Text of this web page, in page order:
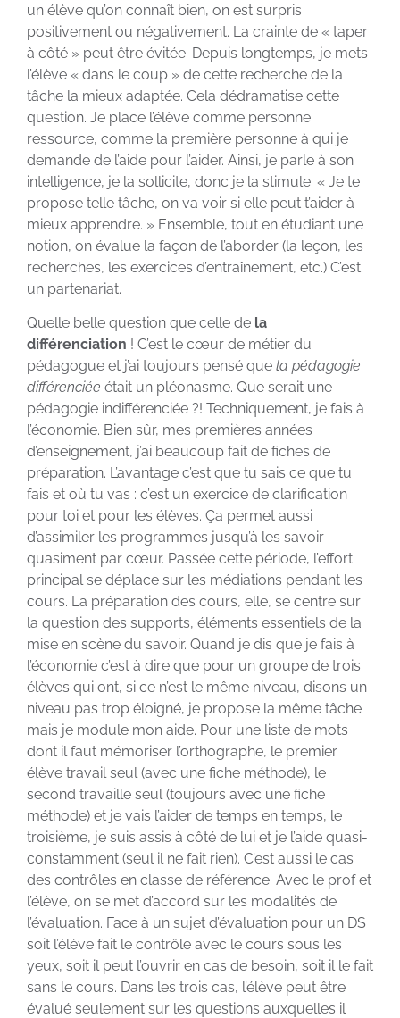
un élève qu’on connaît bien, on est surpris
positivement ou négativement. La crainte de « taper
à côté » peut être évitée. Depuis longtemps, je mets
l’élève « dans le coup » de cette recherche de la
tâche la mieux adaptée. Cela dédramatise cette
question. Je place l’élève comme personne
ressource, comme la première personne à qui je
demande de l’aide pour l’aider. Ainsi, je parle à son
intelligence, je la sollicite, donc je la stimule. « Je te
propose telle tâche, on va voir si elle peut t’aider à
mieux apprendre. » Ensemble, tout en étudiant une
notion, on évalue la façon de l’aborder (la leçon, les
recherches, les exercices d’entraînement, etc.) C’est
un partenariat.
Quelle belle question que celle de la
différenciation ! C’est le cœur de métier du
pédagogue et j’ai toujours pensé que la pédagogie
différenciée était un pléonasme. Que serait une
pédagogie indifférenciée ?! Techniquement, je fais à
l’économie. Bien sûr, mes premières années
d’enseignement, j’ai beaucoup fait de fiches de
préparation. L’avantage c’est que tu sais ce que tu
fais et où tu vas : c’est un exercice de clarification
pour toi et pour les élèves. Ça permet aussi
d’assimiler les programmes jusqu’à les savoir
quasiment par cœur. Passée cette période, l’effort
principal se déplace sur les médiations pendant les
cours. La préparation des cours, elle, se centre sur
la question des supports, éléments essentiels de la
mise en scène du savoir. Quand je dis que je fais à
l’économie c’est à dire que pour un groupe de trois
élèves qui ont, si ce n’est le même niveau, disons un
niveau pas trop éloigné, je propose la même tâche
mais je module mon aide. Pour une liste de mots
dont il faut mémoriser l’orthographe, le premier
élève travail seul (avec une fiche méthode), le
second travaille seul (toujours avec une fiche
méthode) et je vais l’aider de temps en temps, le
troisième, je suis assis à côté de lui et je l’aide quasi-
constamment (seul il ne fait rien). C’est aussi le cas
des contrôles en classe de référence. Avec le prof et
l’élève, on se met d’accord sur les modalités de
l’évaluation. Face à un sujet d’évaluation pour un DS
soit l’élève fait le contrôle avec le cours sous les
yeux, soit il peut l’ouvrir en cas de besoin, soit il le fait
sans le cours. Dans les trois cas, l’élève peut être
évalué seulement sur les questions auxquelles il